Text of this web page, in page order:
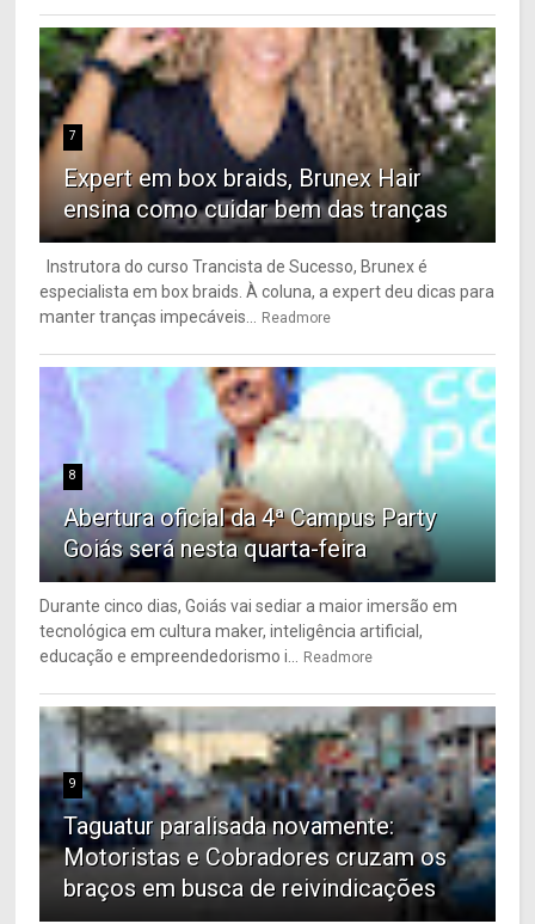
7
Expert em box braids, Brunex Hair
ensina como cuidar bem das tranças
Instrutora do curso Trancista de Sucesso, Brunex é
especialista em box braids. À coluna, a expert deu dicas para
manter tranças impecáveis... Readmore
8
Abertura oficial da 4ª Campus Party
Goiás será nesta quarta-feira
Durante cinco dias, Goiás vai sediar a maior imersão em
tecnológica em cultura maker, inteligência artificial,
educação e empreendedorismo i... Readmore
9
Taguatur paralisada novamente:
Motoristas e Cobradores cruzam os
braços em busca de reivindicações